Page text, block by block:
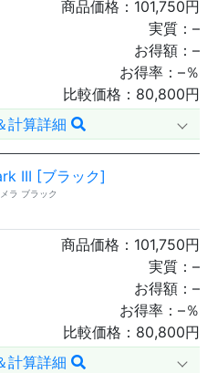
商品価格： 101,750円
実質： –
お得額： –
お得率： –％
比較価格： 80,800円
計算詳細
III [ブラック]
ラ ブラック
商品価格： 101,750円
実質： –
お得額： –
お得率： –％
比較価格： 80,800円
計算詳細